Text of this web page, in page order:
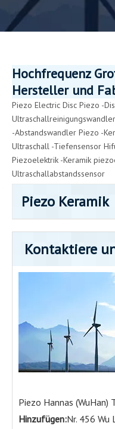
Hochfrequenz
Hersteller und
Piezo Electric Disc Piezo -
Ultraschallreinigungswandler
-Abstandswandler Piezo -
Ultraschall -Tiefensensor
Piezoelektrik -Keramik
Ultraschallabstandssensor
Piezo Keramik
Kontaktiere
Piezo Hannas (WuHan)
Hinzufügen:Nr. 456 Wu